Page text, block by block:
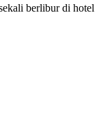
berlibur di hotel